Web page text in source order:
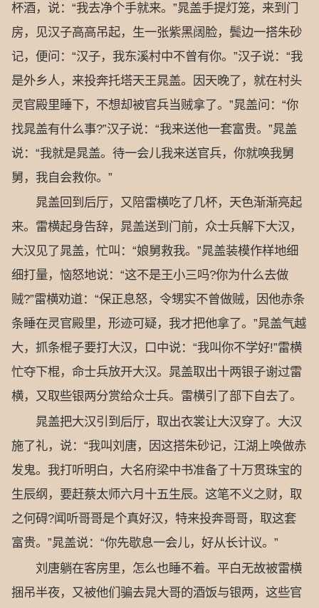
杯酒，说：“我去净个手就来。”晁盖手提灯笼，来到门
房，见汉子高高吊起，生一张紫黑阔脸，鬓边一搭朱砂
记，便问：“汉子，我东溪村中不曾有你。”汉子说：“我
是外乡人，来投奔托塔天王晁盖。因天晚了，就在村头
灵官殿里睡下，不想却被官兵当贼拿了。”晁盖问：“你
找晁盖有什么事?”汉子说：“我来送他一套富贵。”晁盖
说：“我就是晁盖。待一会儿我来送官兵，你就唤我舅
舅，我自会救你。”
晁盖回到后厅，又陪雷横吃了几杯，天色渐渐亮起
来。雷横起身告辞，晁盖送到门前，众士兵解下大汉，
大汉见了晁盖，忙叫：“娘舅救我。”晁盖装模作样地细
细打量，恼怒地说：“这不是王小三吗?你为什么去做
贼?”雷横劝道：“保正息怒，令甥实不曾做贼，因他赤条
条睡在灵官殿里，形迹可疑，我才把他拿了。”晁盖气越
大，抓条棍子要打大汉，口中说：“我叫你不学好!”雷横
忙夺下棍，命士兵放开大汉。晁盖取出十两银子谢过雷
横，又取些银两分赏给众士兵。雷横引了部下自去了。
晁盖把大汉引到后厅，取出衣裳让大汉穿了。大汉
施了礼，说：“我叫刘唐，因这搭朱砂记，江湖上唤做赤
发鬼。我打听明白，大名府梁中书准备了十万贯珠宝的
生辰纲，要赶蔡太师六月十五生辰。这笔不义之财，取
之何碍?闻听哥哥是个真好汉，特来投奔哥哥，取这套
富贵。”晁盖说：“你先歇息一会儿，好从长计议。”
刘唐躺在客房里，怎么也睡不着。平白无故被雷横
捆吊半夜，又被他们骗去晁大哥的酒饭与银两，这些官